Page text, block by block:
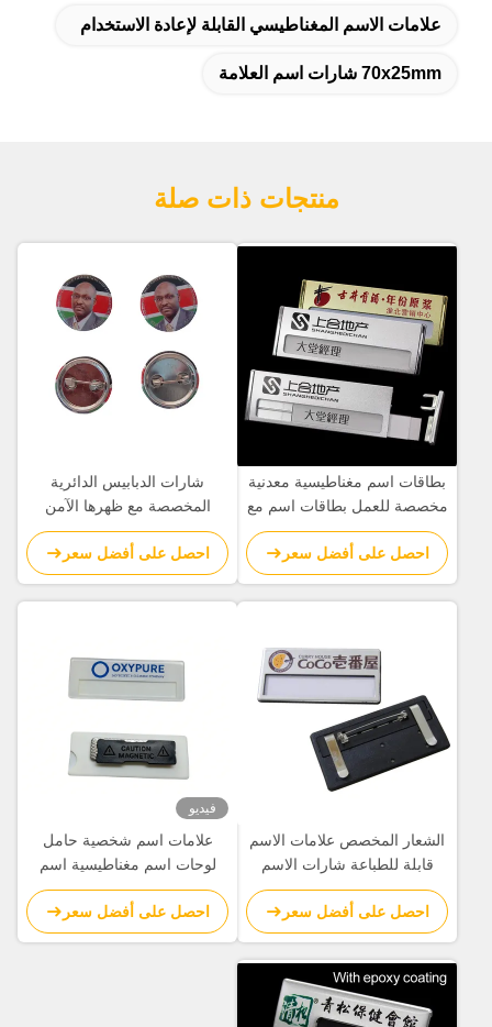
علامات الاسم المغناطيسي القابلة لإعادة الاستخدام
70x25mm شارات اسم العلامة
منتجات ذات صلة
بطاقات اسم مغناطيسية معدنية
مخصصة للعمل بطاقات اسم مع
شعار العلامة التجارية المصنع
احصل على أفضل سعر
شارات الدبابيس الدائرية
المخصصة مع ظهرها الآمن
احصل على أفضل سعر
الشعار المخصص علامات الاسم
قابلة للطباعة شارات الاسم
المخصصة مع دبوس الأمان
للمؤتمر
احصل على أفضل سعر
فيديو
علامات اسم شخصية حامل
لوحات اسم مغناطيسية اسم
الموظفين شارات اسم مع شعار
مخصص
احصل على أفضل سعر